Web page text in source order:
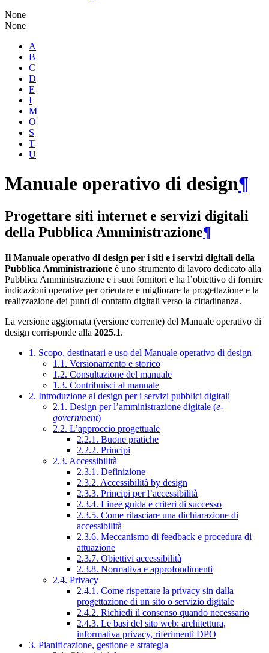
None
None
A
B
C
D
E
I
M
O
S
T
U
Manuale operativo di design¶
Progettare siti internet e servizi digitali
della Pubblica Amministrazione¶
Il Manuale operativo di design per i siti e i servizi digitali della
Pubblica Amministrazione è uno strumento di lavoro dedicato alla
Pubblica Amministrazione e i suoi fornitori e ha l’obiettivo di fornire
indicazioni operative per orientare e migliorare la progettazione e la
realizzazione dei punti di contatto digitali verso la cittadinanza.
La versione aggiornata (versione corrente) del Manuale operativo di
design corrisponde alla 2025.1.
1. Scopo, destinatari e uso del Manuale operativo di design
1.1. Versionamento e storico
1.2. Consultazione del manuale
1.3. Contribuisci al manuale
2. Introduzione al design per i servizi pubblici digitali
2.1. Design per l’amministrazione digitale (e-
government)
2.2. L’approccio progettuale
2.2.1. Buone pratiche
2.2.2. Principi
2.3. Accessibilità
2.3.1. Definizione
2.3.2. Accessibilità by design
2.3.3. Principi per l’accessibilità
2.3.4. Linee guida e criteri di successo
2.3.5. Come rilasciare una dichiarazione di
accessibilità
2.3.6. Meccanismo di feedback e procedura di
attuazione
2.3.7. Obiettivi accessibilità
2.3.8. Normativa e approfondimenti
2.4. Privacy
2.4.1. Come rispettare la privacy sin dalla
progettazione di un sito o servizio digitale
2.4.2. Richiedi il consenso quando necessario
2.4.3. Le basi del sito web: architettura,
informativa privacy, riferimenti DPO
3. Pianificazione, gestione e strategia